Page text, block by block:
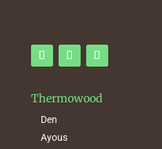
Thermowood
Den
Ayous